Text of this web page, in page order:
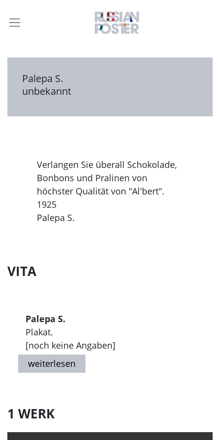
Palepa S.
unbekannt
Verlangen Sie überall Schokolade,
Bonbons und Pralinen von
höchster Qualität von "Al'bert".
1925
Palepa S.
VITA
Palepa S.
Plakat.
[noch keine Angaben]
1 WERK